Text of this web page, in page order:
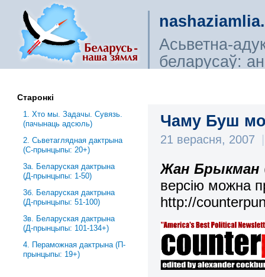
Асьветна-
беларусаў:
Чаму Буш
21 верасня, 2007 |
Жан Брыкман
версію можна
http://
Старонкі
1. Хто мы. Задачы. Сувязь.
(пачынаць адсюль)
2. Сьветаглядная дактрына
(С-прынцыпы: 20+)
3a. Беларуская дактрына
(Д-прынцыпы: 1-50)
3б. Беларуская дактрына
(Д-прынцыпы: 51-100)
3в. Беларуская дактрына
(Д-прынцыпы: 101-134+)
4. Пераможная дактрына (П-
прынцыпы: 19+)